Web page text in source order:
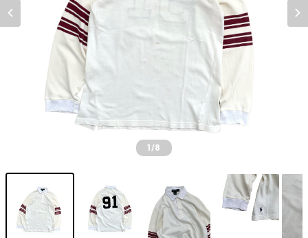
1/8